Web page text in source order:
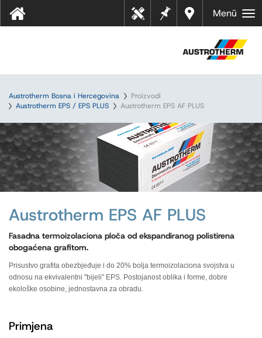
Dealer
s near
Bilješk
Tehn
ički
Menü
Austrotherm Bosna i Hercegovina
Proizvodi
Austrotherm EPS / EPS PLUS
Austrotherm EPS AF PLUS
Austrotherm EPS AF PLUS
Fasadna termoizolaciona ploča od ekspandiranog polistirena
obogaćena grafitom.
Prisustvo grafita obezbjeđuje i do 20% bolja termoizolaciona svojstva u
odnosu na ekvivalentni ''bijeli'' EPS. Postojanost oblika i forme, dobre
ekološke osobine, jednostavna za obradu.
Primjena